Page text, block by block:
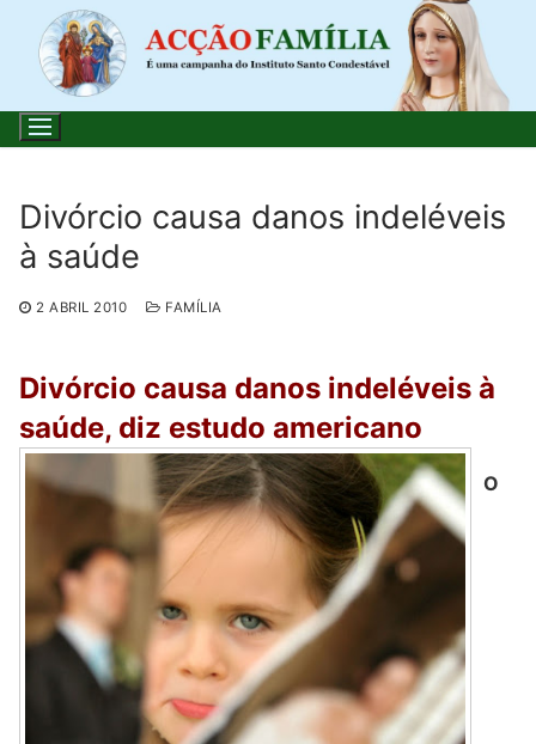
para
conteúdo
Pesquisar
por:
Loja
Blog
Santo do Dia
Quem somos nós
Divórcio causa danos indeléveis
à saúde
2 ABRIL 2010 FAMÍLIA
Divórcio causa danos indeléveis à
saúde, diz estudo americano
O